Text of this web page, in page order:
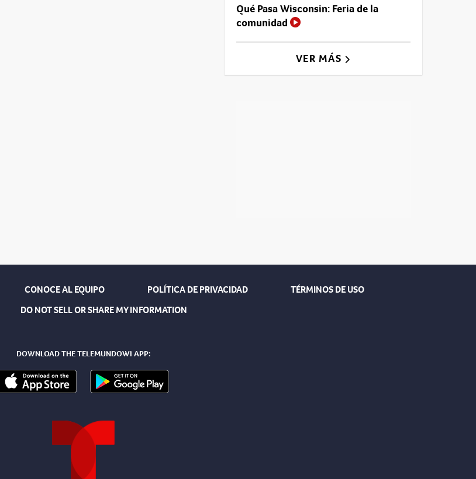
Qué Pasa Wisconsin: Feria de la
comunidad
VER MÁS
CONOCE AL EQUIPO POLÍTICA DE PRIVACIDAD
TÉRMINOS DE USO
DO NOT SELL OR SHARE MY INFORMATION
DOWNLOAD THE TELEMUNDOWI APP: